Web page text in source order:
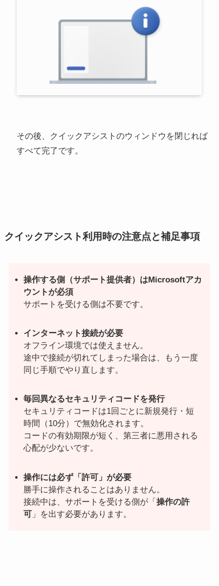
その後、クイックアシストのウィンドウを閉じれば
すべて完了です。
クイックアシスト利用時の注意点と補足事項
操作する側（サポート提供者）はMicrosoftアカ
ウントが必須
サポートを受ける側は不要です。
インターネット接続が必要
オフライン環境では使えません。
途中で接続が切れてしまった場合は、もう一度
同じ手順でやり直します。
毎回異なるセキュリティコードを発行
セキュリティコードは1回ごとに新規発行・短
時間（10分）で無効化されます。
コードの有効期限が短く、第三者に悪用される
心配が少ないです。
操作には必ず「許可」が必要
勝手に操作されることはありません。
接続中は、サポートを受ける側が「 操作の許
可」を出す必要があります。